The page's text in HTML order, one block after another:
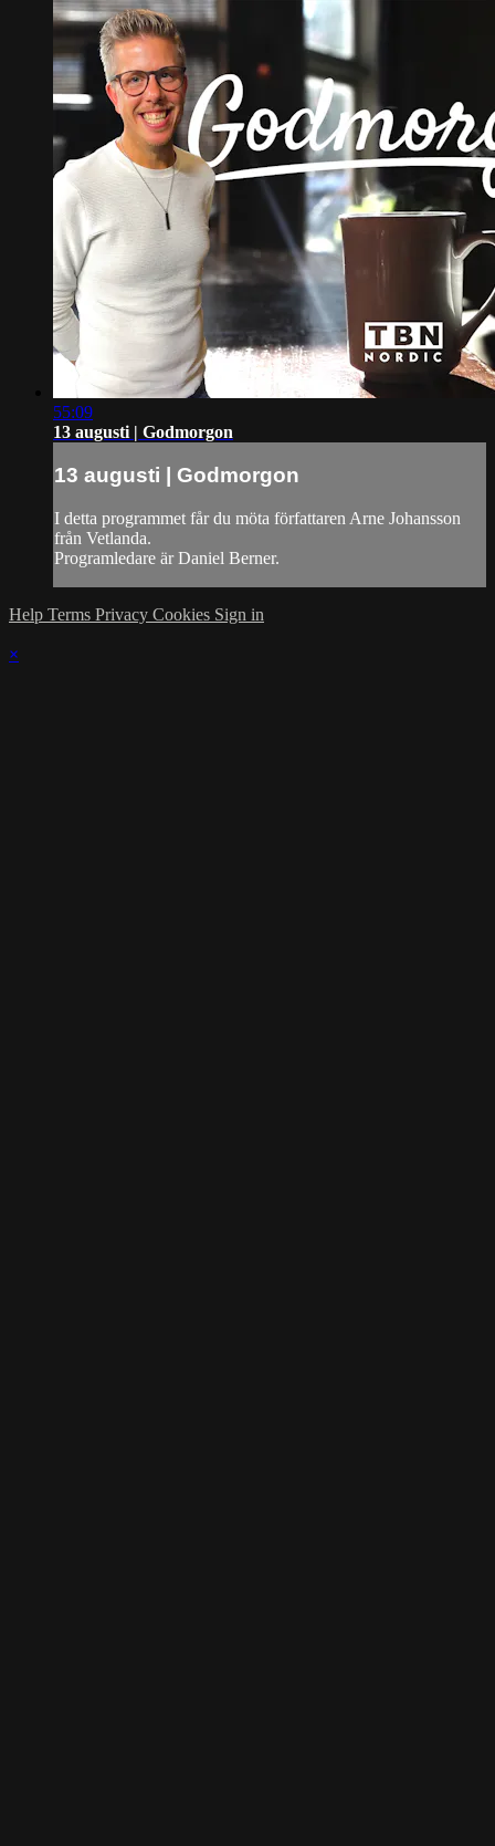
55:09
13 augusti | Godmorgon
13 augusti | Godmorgon
I detta programmet får du möta författaren Arne Johansson
från Vetlanda.
Programledare är Daniel Berner.
Help Terms Privacy Cookies Sign in
×